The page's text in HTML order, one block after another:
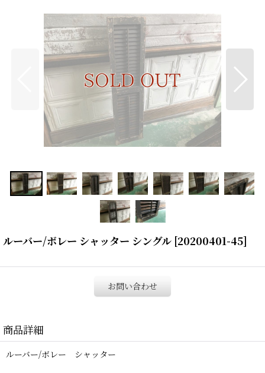
ルーバー/ボレー シャッター シングル [20200401-45]
お問い合わせ
商品詳細
ルーバー/ボレー シャッター